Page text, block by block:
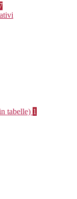
tabelle) 1